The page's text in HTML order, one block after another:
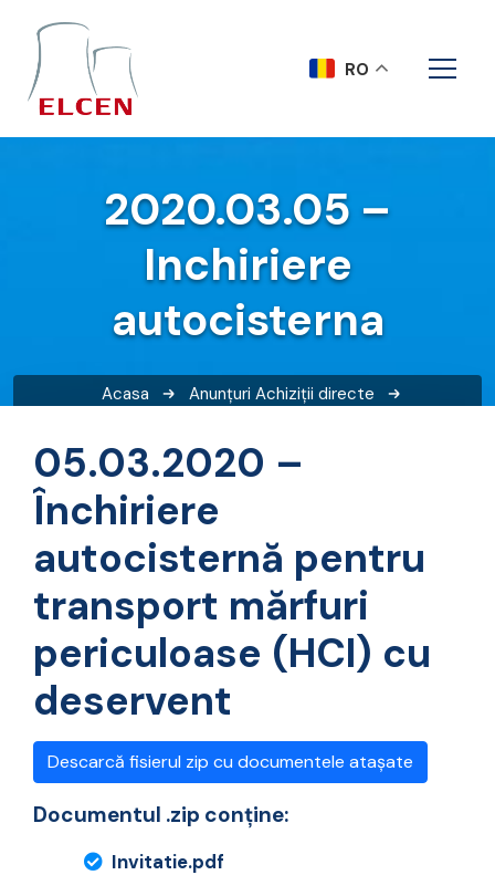
2020.03.05 –
Inchiriere
autocisterna
Acasa Anunțuri Achiziții directe
05.03.2020 –
Închiriere
autocisternă pentru
transport mărfuri
periculoase (HCI) cu
deservent
Descarcă fisierul zip cu documentele atașate
Documentul .zip conține:
Invitatie.pdf
RO